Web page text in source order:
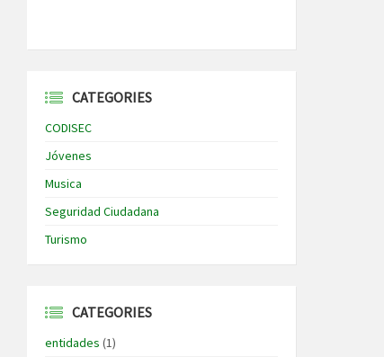
CATEGORIES
CODISEC
Jóvenes
Musica
Seguridad Ciudadana
Turismo
CATEGORIES
entidades (1)